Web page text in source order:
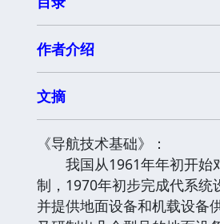
作者介绍
文摘
《导航技术基础》：
我国从1961年年初开始
制，1970年初步完成代系统
并提供地面设备和机载设备